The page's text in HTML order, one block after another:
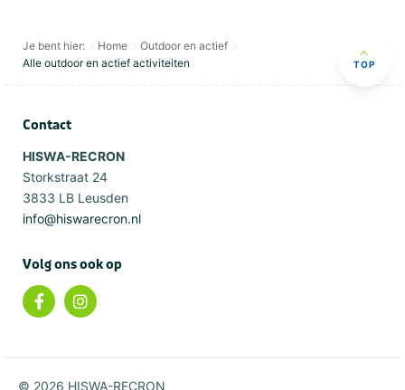
Je bent hier: Home
Outdoor en actief
Alle outdoor en actief activiteiten
TOP
Contact
HISWA-RECRON
Storkstraat 24
3833 LB Leusden
info@hiswarecron.nl
Volg ons ook op
© 2026 HISWA-RECRON